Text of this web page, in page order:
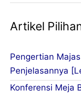
Artikel
Pengertian
Penjelasannya
Konferensi Meja